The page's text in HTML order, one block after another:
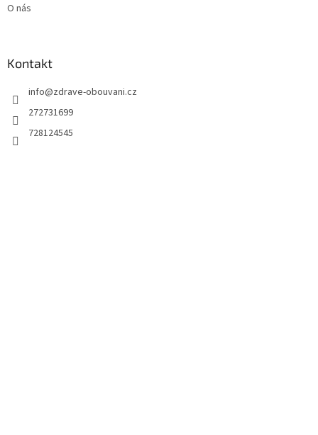
O nás
Kontakt
info@zdrave-obouvani.cz
272731699
728124545